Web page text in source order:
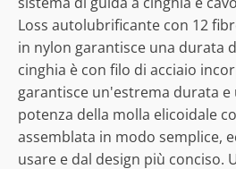
Loss autolubrificante con 12
in nylon garantisce una durata
cinghia è con filo di acciaio
garantisce un'estrema durata e
potenza della molla elicoidale
assemblata in modo semplice,
usare e dal design più conciso.